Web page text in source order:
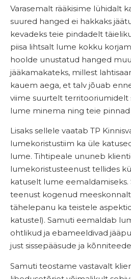
Varasemalt rääkisime lühidalt
suured hanged ei hakkaks
kevadeks teie pindadelt
piisa lihtsalt lume kokku
hoolde unustatud hanged
jääkamakateks, millest
kauem aega, et talv jõuab
viime suurtelt territooriumidelt
lume minema ning teie pinnad
Lisaks sellele vaatab TP
lumekoristustiim ka üle
lume. Tihtipeale ununeb
lumekoristusteenust tellides
katuselt lume
teenust kogenud
tähelepanu ka teistele
katustel). Samuti eemaldab
ohtlikud ja ebameeldivad
just sissepääsude ja
Samuti teostame vastavalt